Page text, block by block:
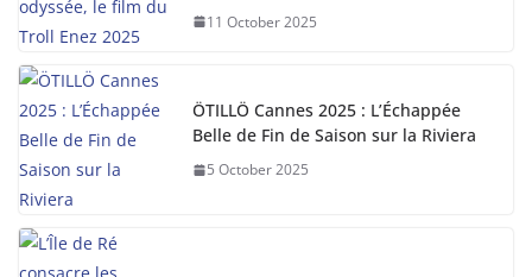
11 October 2025
ÖTILLÖ Cannes 2025 : L’Échappée
Belle de Fin de Saison sur la Riviera
5 October 2025